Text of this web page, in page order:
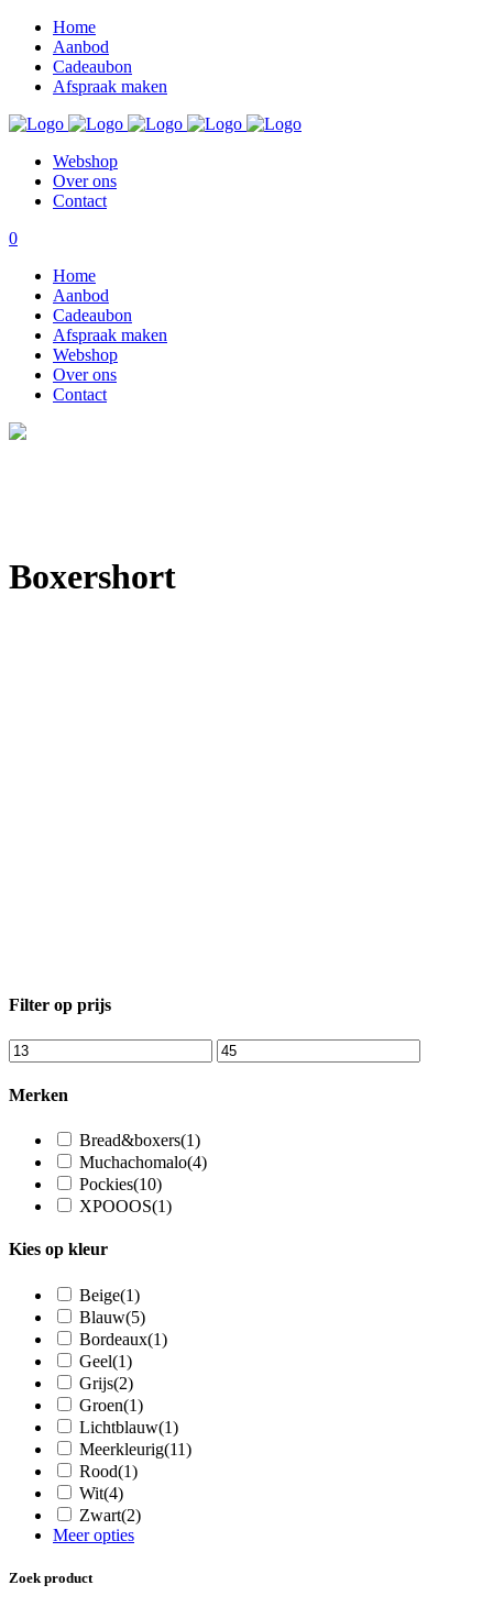
Home
Aanbod
Cadeaubon
Afspraak maken
Webshop
Over ons
Contact
0
Home
Aanbod
Cadeaubon
Afspraak maken
Webshop
Over ons
Contact
Boxershort
Filter op prijs
Merken
Bread&boxers(1)
Muchachomalo(4)
Pockies(10)
XPOOOS(1)
Kies op kleur
Beige(1)
Blauw(5)
Bordeaux(1)
Geel(1)
Grijs(2)
Groen(1)
Lichtblauw(1)
Meerkleurig(11)
Rood(1)
Wit(4)
Zwart(2)
Meer opties
Zoek product